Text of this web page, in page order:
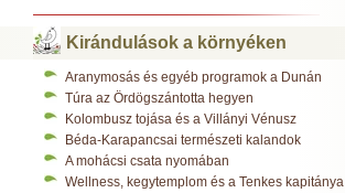
Kirándulások a környéken
Aranymosás és egyéb programok a Dunán
Túra az Ördögszántotta hegyen
Kolombusz tojása és a Villányi Vénusz
Béda-Karapancsai természeti kalandok
A mohácsi csata nyomában
Wellness, kegytemplom és a Tenkes kapitánya